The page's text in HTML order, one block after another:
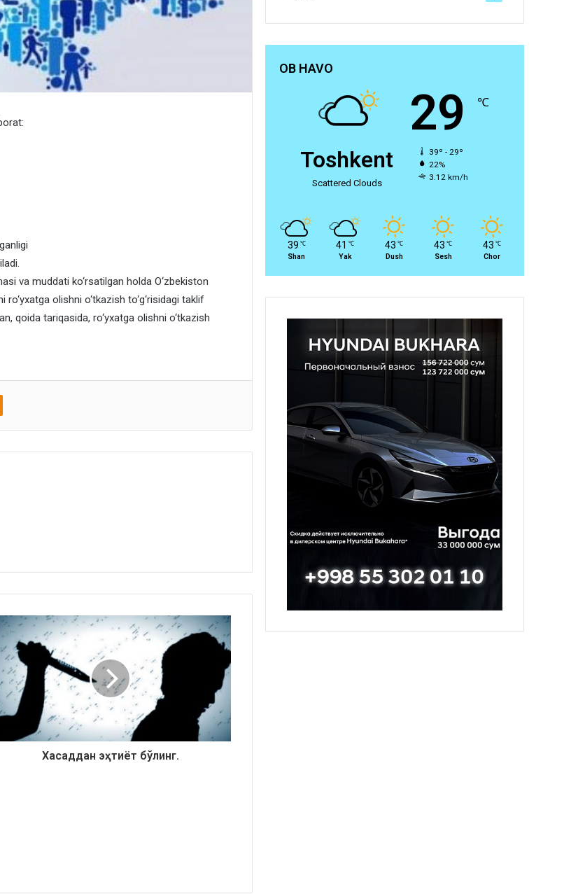
va muddati ko‘rsatilgan holda O‘zbekiston
olishni o‘tkazish to‘g‘risidagi taklif
qoida tariqasida, ro‘yxatga olishni o‘tkazish
Хасаддан эҳтиёт бўлинг.
OB HAVO
Toshkent
Scattered Clouds
29 ℃
39º - 29º
22%
3.12 km/h
39 ℃
Shan
41 ℃
Yak
43 ℃
Dush
43 ℃
Sesh
43 ℃
Chor